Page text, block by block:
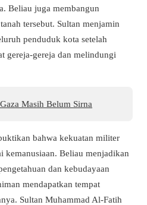
Beliau juga membangun
tersebut. Sultan menjamin
penduduk kota setelah
gereja-gereja dan melindungi
Masih Belum Sirna
bahwa kekuatan militer
kemanusiaan. Beliau menjadikan
dan kebudayaan
mendapatkan tempat
Sultan Muhammad Al-Fatih